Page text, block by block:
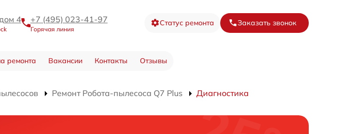
4 +7 (495) 023-41-97
Горячая линия
Статус ремонта Заказать звонок
ремонта Вакансии Контакты Отзывы
Ремонт Робота-пылесоса Q7 Plus Диагностика